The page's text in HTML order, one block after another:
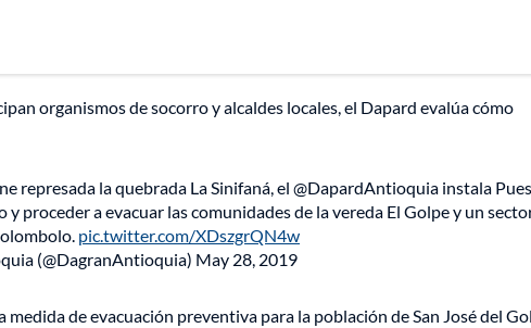
organismos de socorro y alcaldes locales, el Dapard evalúa cómo
represada la quebrada La Sinifaná, el @DapardAntioquia instala
proceder a evacuar las comunidades de la vereda El Golpe y un
pic.twitter.com/XDszgrQN4w
(@DagranAntioquia) May 28, 2019
de evacuación preventiva para la población de San José del